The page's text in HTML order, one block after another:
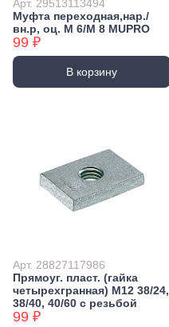
Арт. 29513113494
Муфта переходная,нар./
вн.р, оц. М 6/М 8 MUPRO
99 ₽
В корзину
Арт. 28827117986
Прямоуг. пласт. (гайка
четырехгранная) М12 38/24,
38/40, 40/60 с резьбой
99 ₽